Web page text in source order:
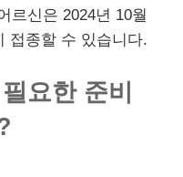
르신은 2024년 10월
접종할 수 있습니다.
요한 준비